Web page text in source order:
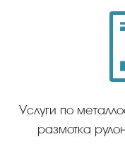
Услуги по
размотка